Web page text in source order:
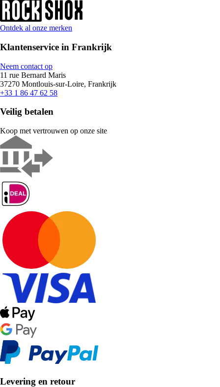
Ontdek al onze merken
Klantenservice in Frankrijk
Neem contact op
11 rue Bernard Maris
37270 Montlouis-sur-Loire, Frankrijk
+33 1 86 47 62 58
Veilig betalen
Koop met vertrouwen op onze site
Levering en retour